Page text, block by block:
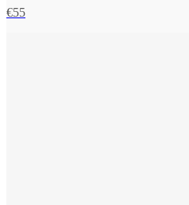
€55